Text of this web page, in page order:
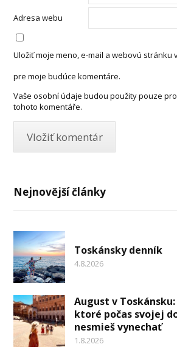
Adresa webu
Uložiť moje meno, e-mail a webovú stránku
pre moje budúce komentáre.
Vaše osobní údaje budou použity pouze
tohoto komentáře.
Nejnovější články
Toskánsky denník
4.8.2026
August v
ktoré počas svojej
nesmieš vynechať
1.8.2026